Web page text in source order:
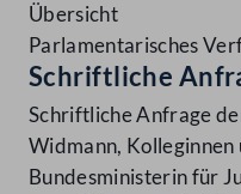
Übersicht
Parlamentarisches
Schriftliche
Schriftliche Anfrage
Widmann, Kolleginnen
Bundesministerin für